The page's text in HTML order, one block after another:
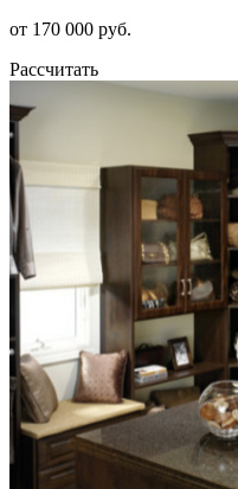
от 170 000 руб.
Рассчитать